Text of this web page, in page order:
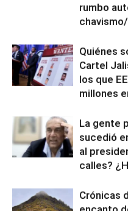
rumbo
Quiénes
Cartel
los que
millones
La gente
sucedió
al
calles?
Crónicas